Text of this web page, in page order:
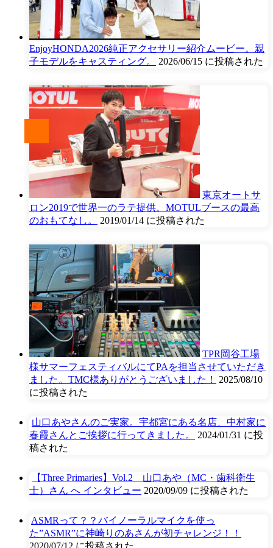
EnjoyHONDA2026純正アクセサリー紹介ムービー。親
子モデルをキャスティング。
2026/06/15 に投稿された
東京オートサ
ロン2019で世界一のラテ提供。MOTULブースの最高
のおもてなし。
2019/01/14 に投稿された
TPR岡谷工場
様サマーフェスティバルにてPAを担当させていただき
ました。TMC様ありがとうございました！
2025/08/10
に投稿された
山口あやさんのご実家。宇都宮にある名店、中村家に
春霞さんとご挨拶に行ってきました。
2024/01/31 に投
稿された
【Three Primaries】Vol.2 山口あや（MC・歯科衛生
士）さん へ インタビュー 2020/09/09 に投稿された
ASMRって？？バイノーラルマイクを使っ
た”ASMR”に神崎りのあさんが初チャレンジ！！
2020/07/12 に投稿された